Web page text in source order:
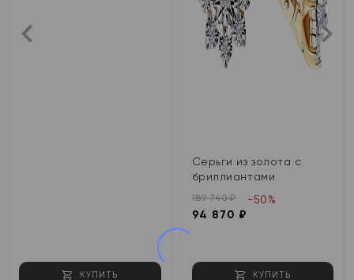
КУПИТЬ
Серьги из золота с
бриллиантами
189 740 ₽
94 870 ₽
-50%
КУПИТЬ